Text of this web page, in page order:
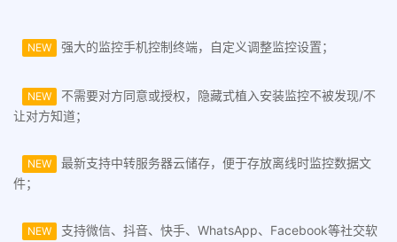
NEW 强大的监控手机控制终端，自定义调整监控设置；
NEW
不需要对方同意或授权，隐藏式植入安装监控不被发现/不
让对方知道；
NEW
最新支持中转服务器云储存，便于存放离线时监控数据文
件；
NEW
支持微信、抖音、快手、WhatsApp、Facebook等社交软